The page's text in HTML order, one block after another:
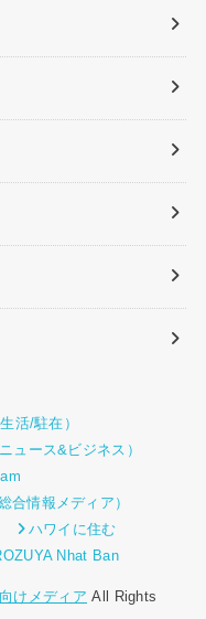
活/駐在）
ュース&ビジネス）
合情報メディア）
ハワイに住む
Nhat Ban
けメディア All Rights